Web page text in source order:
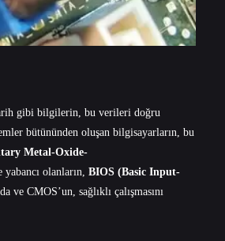
tarih gibi bilgilerin, bu verileri doğru
bütününden oluşan bilgisayarların, bu
Metal-Oxide-
olanların, BIOS (Basic Input-
CMOS’un, sağlıklı çalışmasını